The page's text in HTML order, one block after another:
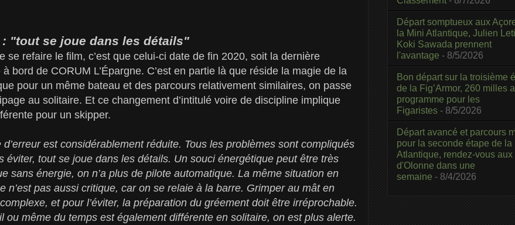
"tout se joue dans les détails"
se refaire le film, c’est que celui-ci date de fin 2020, soit la dernière
bord de CORUM L’Épargne. C’est en partie là que réside la magie de la
pour un même bateau et des parcours relativement similaires, on passe
au solitaire. Et ce changement d’intitulé voire de discipline implique
pour un skipper.
est considérablement réduite. Tous les problèmes sont compliqués
éviter, tout se joue dans les détails. Un souci énergétique peut être très
sans énergie, on n’a plus de pilote automatique. La même situation en
n’est pas aussi critique, car on se relaie à la barre. Grimper au mât en
et pour l’éviter, la préparation du gréement doit être irréprochable.
ou même du temps est également différente en solitaire, on est plus alerte.
Départ somptueux aux
la Mini Atlantique, Julien
Koki Sawada prennent
l'avantage - 8/5/2026
Bon départ sur la troisième
de la Fig’Armor, 260 milles
programme pour les
Figaristes - 8/5/2026
Départ avancé et parcours
pour la seconde étape de la
Atlantique, rendez-vous
d'Olonne dans une
semaine - 8/4/2026